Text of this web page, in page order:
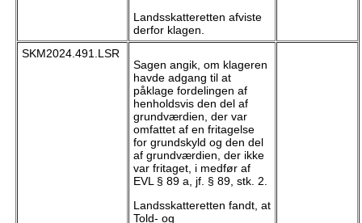
Landsskatteretten afviste
derfor klagen.
SKM2024.491.LSR
Sagen angik, om klageren
havde adgang til at
påklage fordelingen af
henholdsvis den del af
grundværdien, der var
omfattet af en fritagelse
for grundskyld og den del
af grundværdien, der ikke
var fritaget, i medfør af
EVL § 89 a, jf. § 89, stk. 2.
Landsskatteretten fandt, at
Told- og